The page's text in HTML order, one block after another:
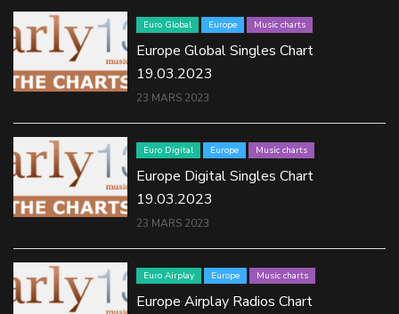
Euro Global Europe Music charts
Europe Global Singles Chart
19.03.2023
23 MARS 2023
Euro Digital Europe Music charts
Europe Digital Singles Chart
19.03.2023
23 MARS 2023
Euro Airplay Europe Music charts
Europe Airplay Radios Chart